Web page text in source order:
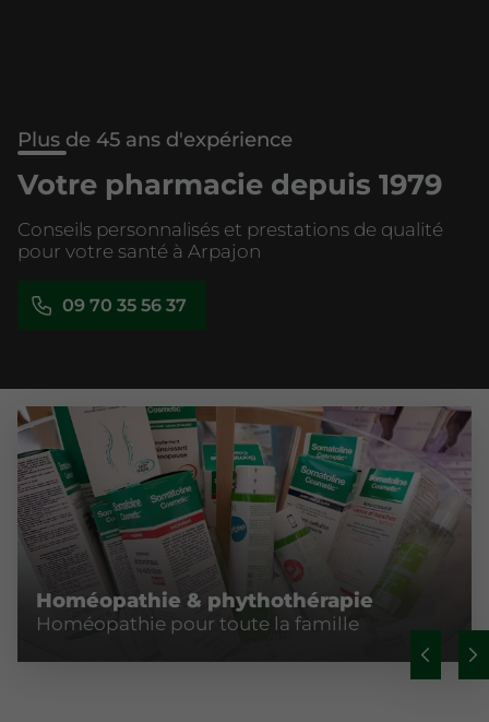
Plus de 45 ans d'expérience
Votre pharmacie depuis 1979
Conseils personnalisés et prestations de qualité
pour votre santé à Arpajon
09 70 35 56 37
Homéopathie & phythothérapie
Homéopathie pour toute la famille